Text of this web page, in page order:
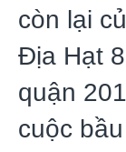
còn lại
Địa Hạt
quận
cuộc